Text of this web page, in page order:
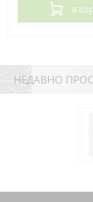
в
НЕДАВНО